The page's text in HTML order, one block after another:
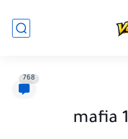
768
تحميل لعبة مافياmafia 1